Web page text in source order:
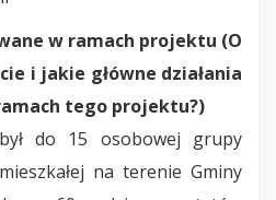
w ramach projektu (O
i jakie główne działania
tego projektu?)
do 15 osobowej grupy
na terenie Gminy